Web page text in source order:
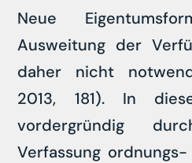
Neue
Ausweitung der
daher nicht
2013, 181). In
vordergründig
Verfassung